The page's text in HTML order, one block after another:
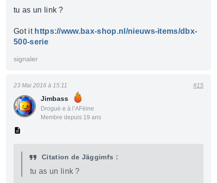
tu as un link ?
Got it https://www.bax-shop.nl/nieuws-items/dbx-
500-serie
signaler
Jimbass
Drogué·e à l’AFéine
Membre depuis 19 ans
23 Mai 2016 à 15:11 #15
Citation de Jäggimfs :
tu as un link ?